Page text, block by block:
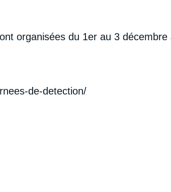
organisées du 1er au 3
de-detection/